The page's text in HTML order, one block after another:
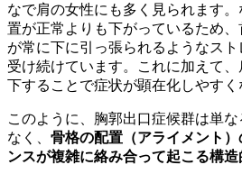
なで肩の女性にも多く見られます
置が正常よりも下がっているため
が常に下に引っ張られるようなス
受け続けています。これに加えて
下することで症状が顕在化しやすく
このように、胸郭出口症候群は単
なく、 骨格の配置（アライメント
ンスが複雑に絡み合って起こる構造